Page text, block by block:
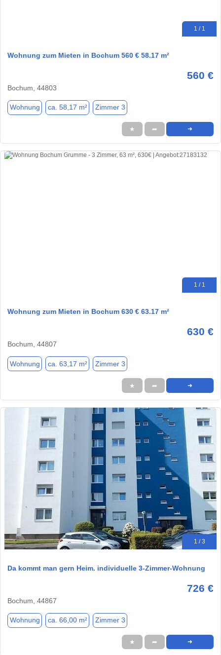
1 / 1
Wohnung zum Mieten in Bochum 560 € 58.17 m²
560 €
Bochum, 44803
Wohnung ca. 58,17 m² Zimmer 3
★ ➦ ➜
1 / 1
Wohnung zum Mieten in Bochum 630 € 63.17 m²
630 €
Bochum, 44807
Wohnung ca. 63,17 m² Zimmer 3
★ ➦ ➜
1 / 3
Da kommt man gern Heim. individuelle 3-Zimmer-Wohnung
726 €
Bochum, 44867
Wohnung ca. 66,00 m² Zimmer 3
★ ➦ ➜